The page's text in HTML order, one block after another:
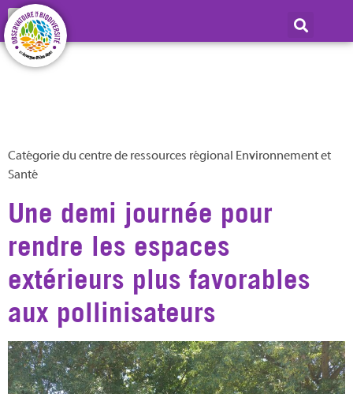
Catégorie :
Environnement et
Catégorie du centre de ressources régional Environnement et
Santé
Une demi journée pour
rendre les espaces
extérieurs plus favorables
aux pollinisateurs